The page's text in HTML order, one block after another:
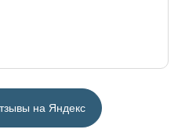
на Яндекс